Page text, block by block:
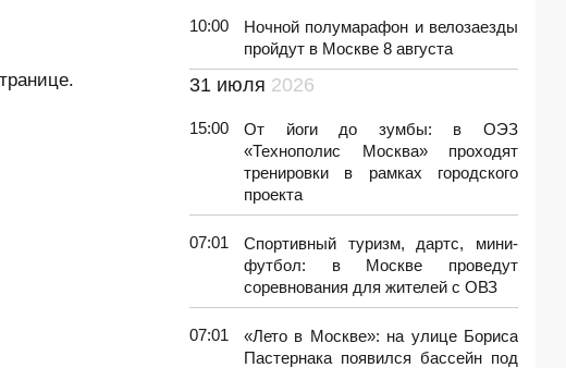
10:00
Ночной полумарафон и велозаезды
пройдут в Москве 8 августа
31 июля 2026
15:00
От йоги до зумбы: в ОЭЗ
«Технополис Москва» проходят
тренировки в рамках городского
проекта
07:01
Спортивный туризм, дартс, мини-
футбол: в Москве проведут
соревнования для жителей с ОВЗ
07:01
«Лето в Москве»: на улице Бориса
Пастернака появился бассейн под